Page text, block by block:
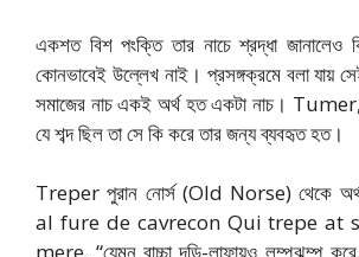
একশত বিশ পংক্তি তার নাচে শ্রদ্ধা
কোনভাবেই উল্লেখ নাই। প্রসঙ্গক্রমে বলা যায়
সমাজের নাচ একই অর্থ হত একটা নাচ।
যে শব্দ ছিল তা সে কি করে তার জন্য ব্যবহৃত হত।
Treper পুরান নোর্স (Old Norse) থেকে
al fure de cavrecon Qui trepe at